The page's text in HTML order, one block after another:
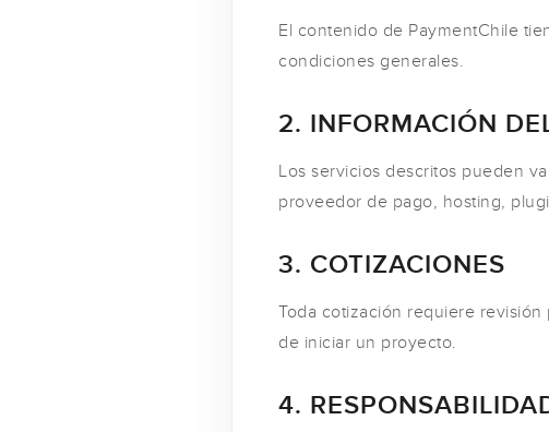
El contenido de PaymentChile
condiciones generales.
2. INFORMACIÓN
Los servicios descritos pueden
proveedor de pago, hosting,
3. COTIZACIONES
Toda cotización requiere
de iniciar un proyecto.
4.